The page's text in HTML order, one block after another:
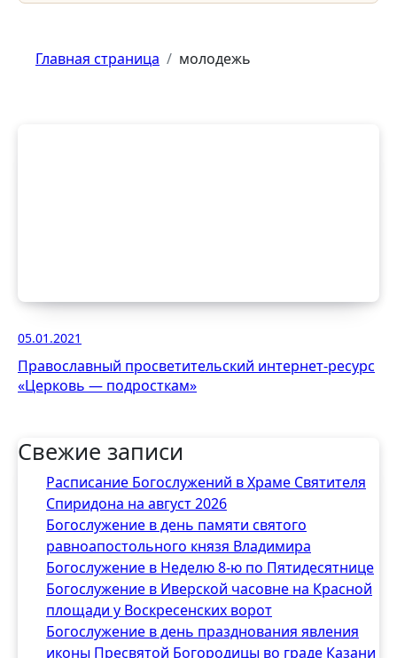
Главная страница молодежь
Православный просветительский интернет-ресурс
«Церковь — подросткам»
05.01.2021
Свежие записи
Расписание Богослужений в Храме Святителя
Спиридона на август 2026
Богослужение в день памяти святого
равноапостольного князя Владимира
Богослужение в Неделю 8-ю по Пятидесятнице
Богослужение в Иверской часовне на Красной
площади у Воскресенских ворот
Богослужение в день празднования явления
иконы Пресвятой Богородицы во граде Казани